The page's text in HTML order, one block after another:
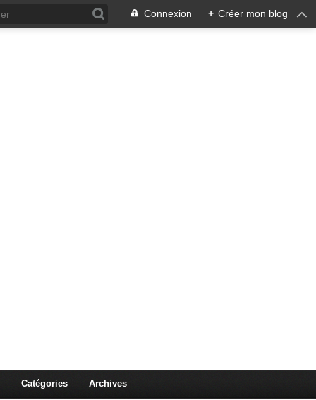
Connexion + Créer mon blog
Catégories Archives